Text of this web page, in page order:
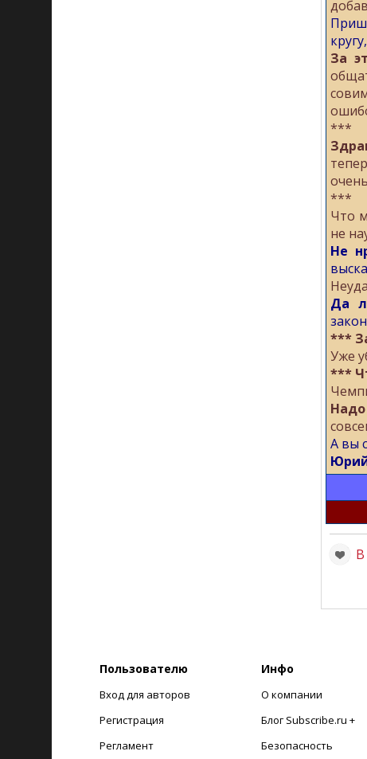
За
***
***
Что
не
Не
Да
***
Уже
***
А вы
В
Пользователю
Вход для авторов
Регистрация
Регламент
Инфо
О компании
Блог Subscribe.ru +
Безопасность